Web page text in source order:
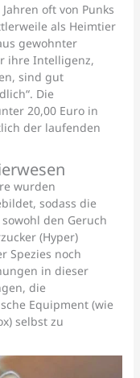
oft von Punks
als Heimtier
gewohnter
ihre Intelligenz,
sind gut
Die
20,00 Euro in
der laufenden
wurden
sodass die
den Geruch
(Hyper)
Spezies noch
in dieser
die
Equipment (wie
selbst zu